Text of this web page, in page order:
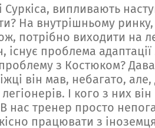
Суркіса, випливають
На внутрішньому ринку,
потрібно виходити на
існує проблема адаптації
з Костюком?
він мав, небагато, але,
І кого з них
нас тренер просто
працювати з